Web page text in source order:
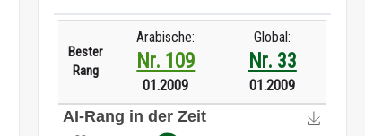
Bester
Rang
Arabische:
Nr. 109
01.2009
Global:
Nr. 33
01.2009